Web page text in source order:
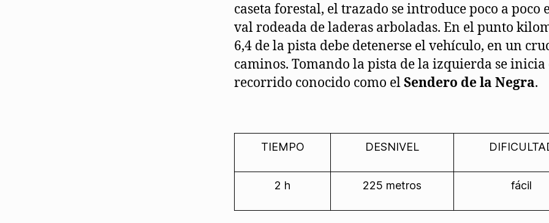
caseta forestal, el trazado se introduce poco a poco
val rodeada de laderas arboladas. En el punto
6,4 de la pista debe detenerse el vehículo, en un
caminos. Tomando la pista de la izquierda se inicia
recorrido conocido como elSendero de la Negra.
TIEMPO DESNIVEL
2 h 225 metros fácil